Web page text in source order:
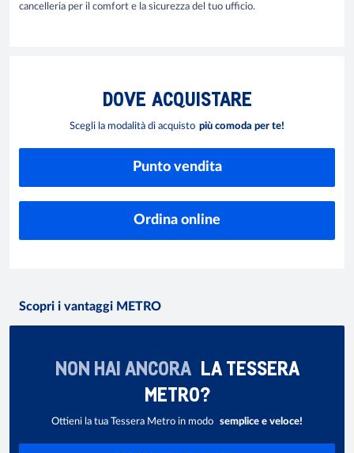
cancelleria per il comfort e la sicurezza del tuo ufficio.
DOVE ACQUISTARE
Scegli la modalità di acquisto più comoda per te!
Punto vendita
Ordina online
Scopri i vantaggi METRO
NON HAI ANCORA LA TESSERA
METRO?
Ottieni la tua Tessera Metro in modo semplice e veloce!